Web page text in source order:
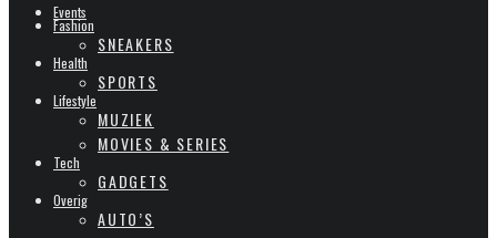
Events
Fashion
SNEAKERS
Health
SPORTS
Lifestyle
MUZIEK
MOVIES & SERIES
Tech
GADGETS
Overig
AUTO’S